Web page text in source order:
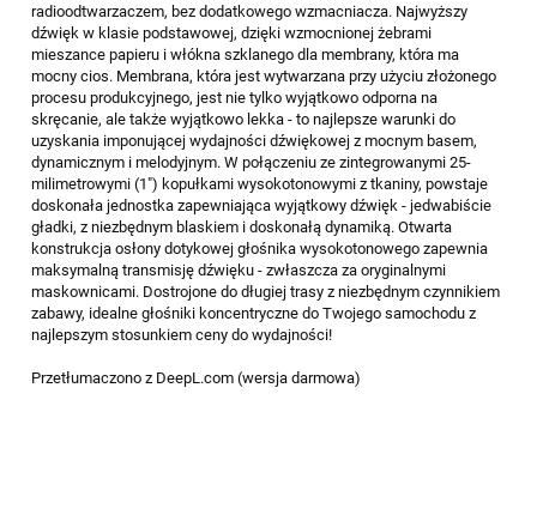
radioodtwarzaczem, bez dodatkowego wzmacniacza. Najwyższy
dźwięk w klasie podstawowej, dzięki wzmocnionej żebrami
mieszance papieru i włókna szklanego dla membrany, która ma
mocny cios. Membrana, która jest wytwarzana przy użyciu złożonego
procesu produkcyjnego, jest nie tylko wyjątkowo odporna na
skręcanie, ale także wyjątkowo lekka - to najlepsze warunki do
uzyskania imponującej wydajności dźwiękowej z mocnym basem,
dynamicznym i melodyjnym. W połączeniu ze zintegrowanymi 25-
milimetrowymi (1") kopułkami wysokotonowymi z tkaniny, powstaje
doskonała jednostka zapewniająca wyjątkowy dźwięk - jedwabiście
gładki, z niezbędnym blaskiem i doskonałą dynamiką. Otwarta
konstrukcja osłony dotykowej głośnika wysokotonowego zapewnia
maksymalną transmisję dźwięku - zwłaszcza za oryginalnymi
maskownicami. Dostrojone do długiej trasy z niezbędnym czynnikiem
zabawy, idealne głośniki koncentryczne do Twojego samochodu z
najlepszym stosunkiem ceny do wydajności!
Przetłumaczono z DeepL.com (wersja darmowa)